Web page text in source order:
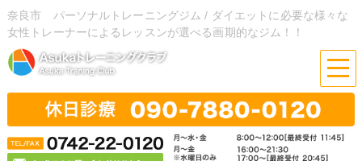
奈良市 パーソナルトレーニングジム / ダイエットに必要な様々な
女性トレーナーによるレッスンが選べる画期的なジム！！